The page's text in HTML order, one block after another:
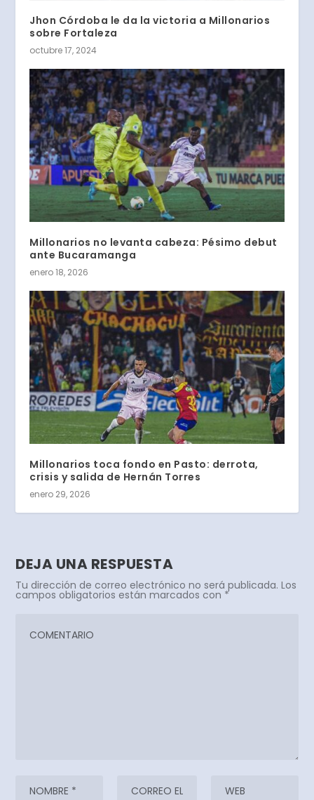
Jhon Córdoba le da la victoria a Millonarios
sobre Fortaleza
octubre 17, 2024
Millonarios no levanta cabeza: Pésimo debut
ante Bucaramanga
enero 18, 2026
Millonarios toca fondo en Pasto: derrota,
crisis y salida de Hernán Torres
enero 29, 2026
DEJA UNA RESPUESTA
Tu dirección de correo electrónico no será publicada. Los
campos obligatorios están marcados con *